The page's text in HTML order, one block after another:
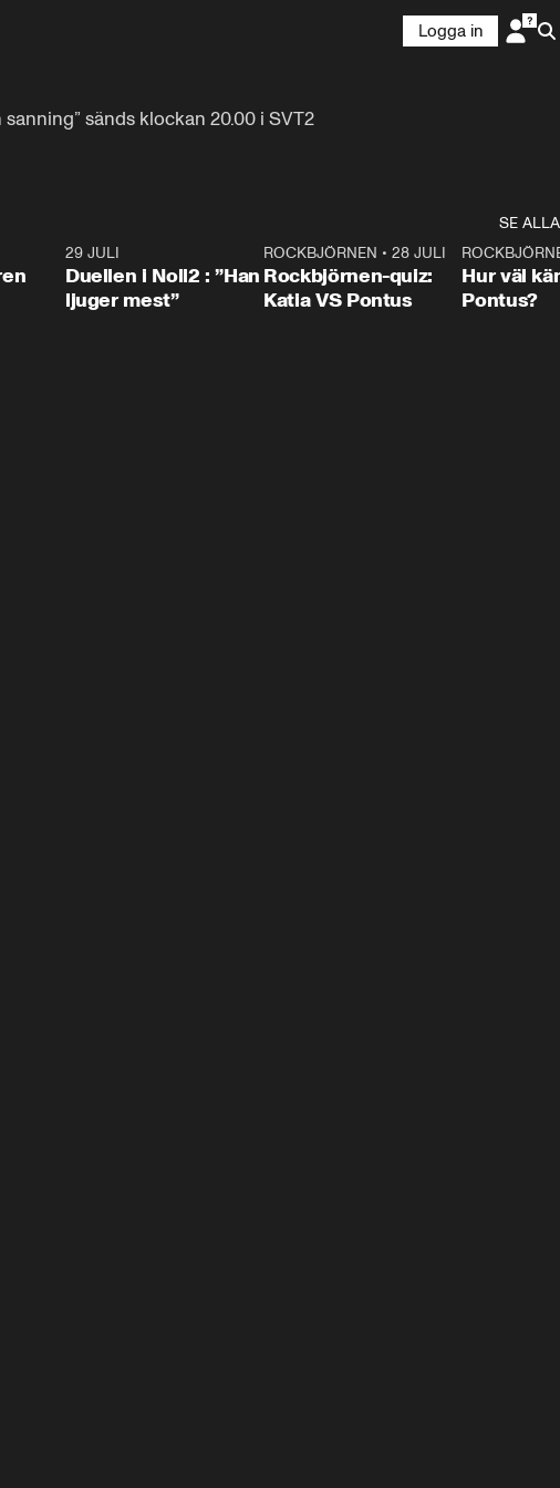
Logga in
sänds klockan 20.00 i SVT2
SE ALLA
29 JULI
Duellen i Noll2 : ”Han
ljuger mest”
0:15
ROCKBJÖRNEN •28 JULI
Rockbjörnen-quiz:
Katia VS Pontus
Hur väl
Pontus?